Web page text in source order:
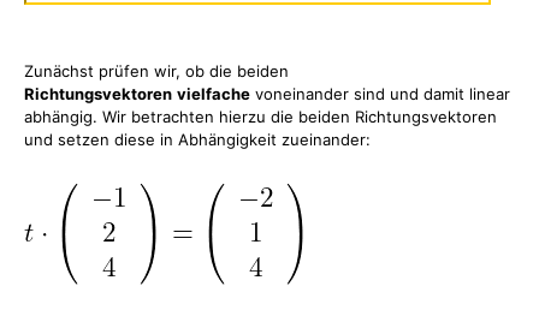
Zunächst prüfen wir, ob die beiden
Richtungsvektoren vielfache voneinander sind und damit linear
abhängig. Wir betrachten hierzu die beiden Richtungsvektoren
und setzen diese in Abhängigkeit zueinander: